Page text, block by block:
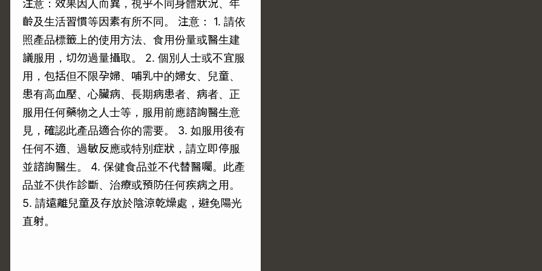
注意：效果因人而異，視乎不同身體狀況、年
齡及生活習慣等因素有所不同。 注意： 1. 請依
照產品標籤上的使用方法、食用份量或醫生建
議服用，切勿過量攝取。 2. 個別人士或不宜服
用，包括但不限孕婦、哺乳中的婦女、兒童、
患有高血壓、心臟病、長期病患者、病者、正
服用任何藥物之人士等，服用前應諮詢醫生意
見，確認此產品適合你的需要。 3. 如服用後有
任何不適、過敏反應或特別症狀，請立即停服
並諮詢醫生。 4. 保健食品並不代替醫囑。此產
品並不供作診斷、治療或預防任何疾病之用。
5. 請遠離兒童及存放於陰涼乾燥處，避免陽光
直射。